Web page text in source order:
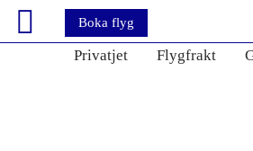
Boka flyg
Privatjet Flygfrakt